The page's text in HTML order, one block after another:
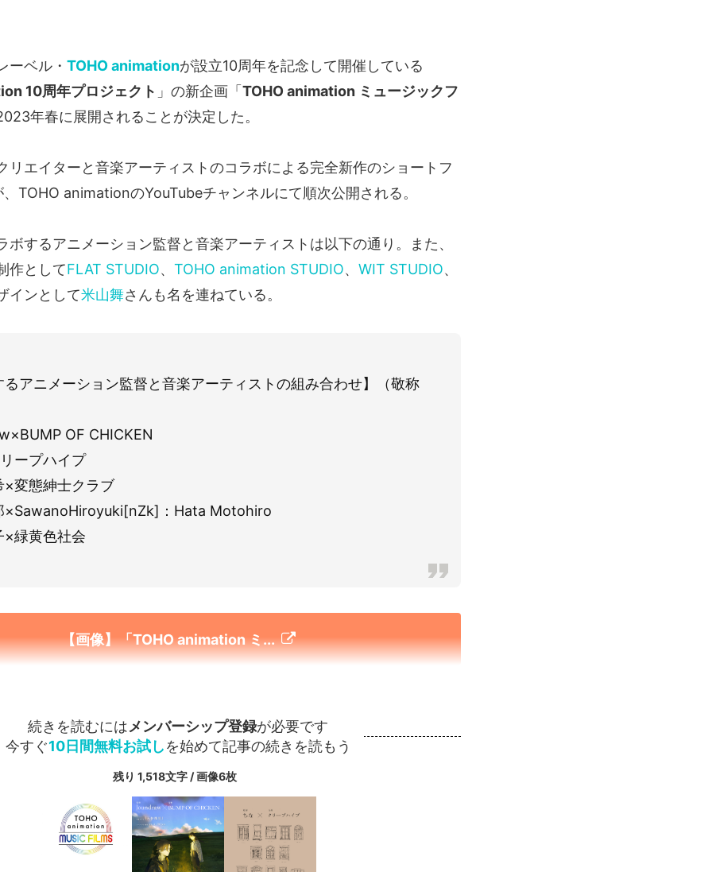
ーベル・ TOHO animationが設立10周年を記念して開催している
10周年プロジェクト 」の新企画「 TOHO animation ミュージックフ
年春に展開されることが決定した。
リエイターと音楽アーティストのコラボによる完全新作のショートフ
TOHO animationのYouTubeチャンネルにて順次公開される。
ボするアニメーション監督と音楽アーティストは以下の通り。また、
作としてFLAT STUDIO、 TOHO animation STUDIO、 WIT STUDIO、
インとして米山舞さんも名を連ねている。
るアニメーション監督と音楽アーティストの組み合わせ】（敬称
OF CHICKEN
ープハイプ
変態紳士クラブ
：Hata Motohiro
緑黄色社会
【画像】「TOHO animation ミ...
続きを読むにはメンバーシップ登録が必要です
今すぐ10日間無料お試しを始めて記事の続きを読もう
残り 1,518文字 / 画像6枚